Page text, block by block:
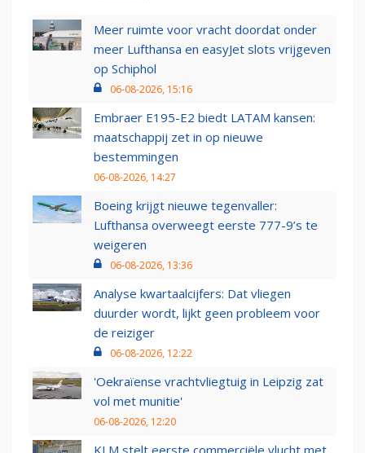
Meer ruimte voor vracht doordat onder
meer Lufthansa en easyJet slots vrijgeven
op Schiphol
06-08-2026, 15:16
Embraer E195-E2 biedt LATAM kansen:
maatschappij zet in op nieuwe
bestemmingen
06-08-2026, 14:27
Boeing krijgt nieuwe tegenvaller:
Lufthansa overweegt eerste 777-9’s te
weigeren
06-08-2026, 13:36
Analyse kwartaalcijfers: Dat vliegen
duurder wordt, lijkt geen probleem voor
de reiziger
06-08-2026, 12:22
'Oekraïense vrachtvliegtuig in Leipzig zat
vol met munitie'
06-08-2026, 12:20